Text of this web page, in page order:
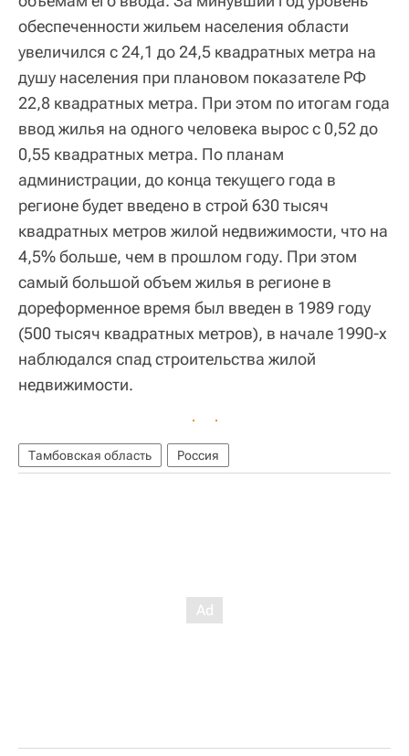
обеспеченности жильем населения области
увеличился с 24,1 до 24,5 квадратных метра на
душу населения при плановом показателе РФ
22,8 квадратных метра. При этом по итогам года
ввод жилья на одного человека вырос с 0,52 до
0,55 квадратных метра. По планам
администрации, до конца текущего года в
регионе будет введено в строй 630 тысяч
квадратных метров жилой недвижимости, что на
4,5% больше, чем в прошлом году. При этом
самый большой объем жилья в регионе в
дореформенное время был введен в 1989 году
(500 тысяч квадратных метров), в начале 1990-х
наблюдался спад строительства жилой
недвижимости.
Тамбовская область Россия